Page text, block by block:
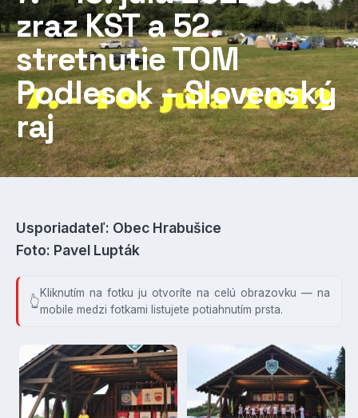
zraz KST a 52.
stretnutie TOM
Podlesok – Slovenský
raj
Usporiadateľ: Obec Hrabušice
Foto: Pavel Lupták
Kliknutím na fotku ju otvoríte na celú obrazovku — na
mobile medzi fotkami listujete potiahnutím prsta.